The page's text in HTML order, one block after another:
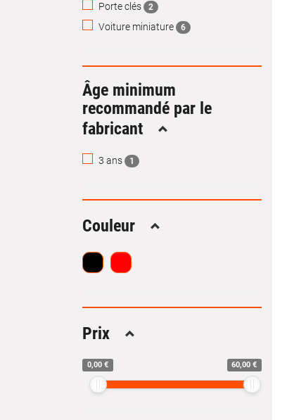
Porte clés 2
Voiture miniature 6
Âge minimum
recommandé par le
fabricant
Replier
3 ans 1
Couleur Replier
Prix Replier
0,00 € 60,00 €